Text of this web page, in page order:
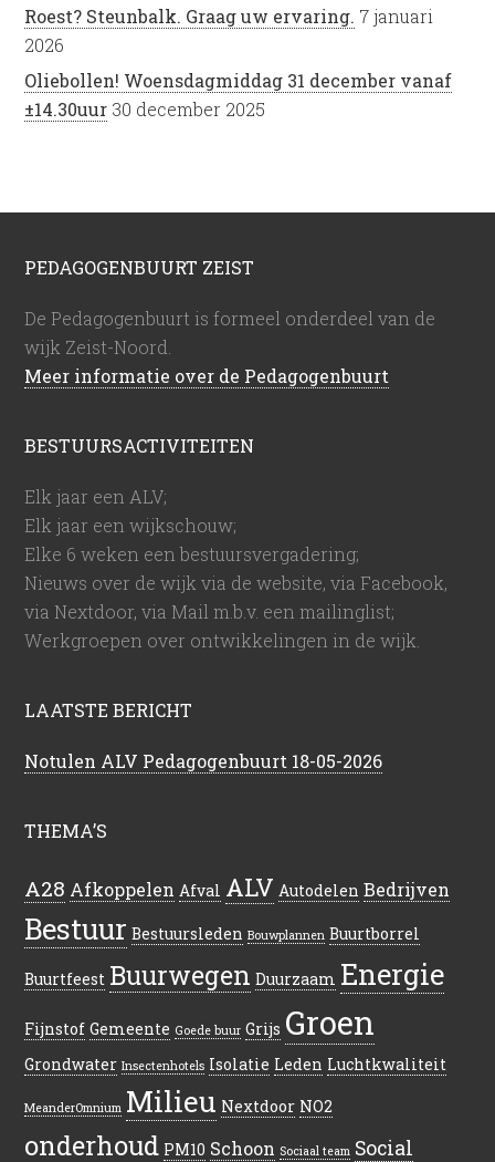
Roest? Steunbalk. Graag uw ervaring. 7 januari
2026
Oliebollen! Woensdagmiddag 31 december vanaf
±14.30uur 30 december 2025
PEDAGOGENBUURT ZEIST
De Pedagogenbuurt is formeel onderdeel van de
wijk Zeist-Noord.
Meer informatie over de Pedagogenbuurt
BESTUURSACTIVITEITEN
Elk jaar een ALV;
Elk jaar een wijkschouw;
Elke 6 weken een bestuursvergadering;
Nieuws over de wijk via de website, via Facebook,
via Nextdoor, via Mail m.b.v. een mailinglist;
Werkgroepen over ontwikkelingen in de wijk.
LAATSTE BERICHT
Notulen ALV Pedagogenbuurt 18-05-2026
THEMA’S
A28 Afkoppelen Afval ALV Autodelen Bedrijven
Bestuur Bestuursleden Bouwplannen Buurtborrel
Buurtfeest Buurwegen Duurzaam Energie
Fijnstof Gemeente Goede buur Grijs Groen
Grondwater Insectenhotels Isolatie Leden Luchtkwaliteit
MeanderOmnium Milieu Nextdoor NO2
onderhoud PM10 Schoon Sociaal team Social